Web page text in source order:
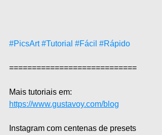
#PicsArt #Tutorial #Fácil #Rápido
============================
Mais tutoriais em:
https://www.gustavoy.com/blog
Instagram com centenas de presets